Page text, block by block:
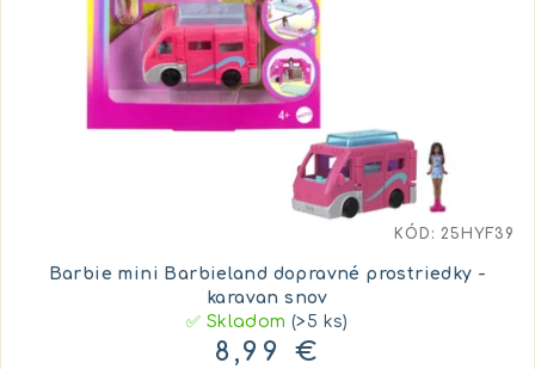
Barbie mini Barbieland dopravné prostriedky -
karavan snov
✅ Skladom(>5 ks)
8,99 €
KÓD: 25HYF39